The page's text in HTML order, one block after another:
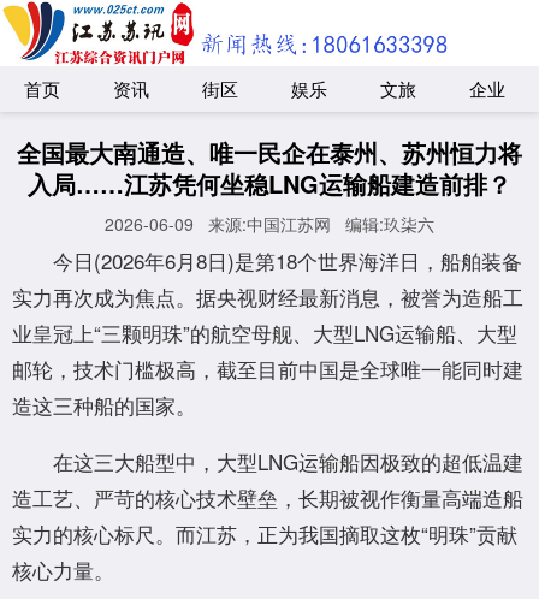
首页 资讯 街区 娱乐 文旅 企业
全国最大南通造、唯一民企在泰州、苏州恒力将
入局……江苏凭何坐稳LNG运输船建造前排？
2026-06-09 来源:中国江苏网 编辑:玖柒六
今日(2026年6月8日)是第18个世界海洋日，船舶装备
实力再次成为焦点。据央视财经最新消息，被誉为造船工
业皇冠上“三颗明珠”的航空母舰、大型LNG运输船、大型
邮轮，技术门槛极高，截至目前中国是全球唯一能同时建
造这三种船的国家。
在这三大船型中，大型LNG运输船因极致的超低温建
造工艺、严苛的核心技术壁垒，长期被视作衡量高端造船
实力的核心标尺。而江苏，正为我国摘取这枚“明珠”贡献
核心力量。